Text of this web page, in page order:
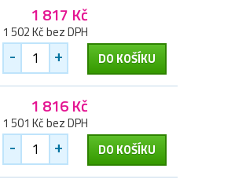
1 817 Kč
1 502 Kč bez DPH
- + DO KOŠÍKU
1 816 Kč
1 501 Kč bez DPH
- + DO KOŠÍKU